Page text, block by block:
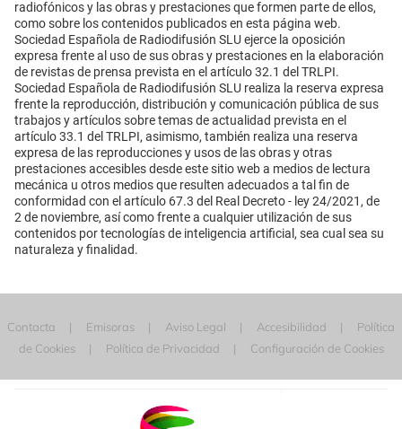
radiofónicos y las obras y prestaciones que formen parte de ellos,
como sobre los contenidos publicados en esta página web.
Sociedad Española de Radiodifusión SLU ejerce la oposición
expresa frente al uso de sus obras y prestaciones en la elaboración
de revistas de prensa prevista en el artículo 32.1 del TRLPI.
Sociedad Española de Radiodifusión SLU realiza la reserva expresa
frente la reproducción, distribución y comunicación pública de sus
trabajos y artículos sobre temas de actualidad prevista en el
artículo 33.1 del TRLPI, asimismo, también realiza una reserva
expresa de las reproducciones y usos de las obras y otras
prestaciones accesibles desde este sitio web a medios de lectura
mecánica u otros medios que resulten adecuados a tal fin de
conformidad con el artículo 67.3 del Real Decreto - ley 24/2021, de
2 de noviembre, así como frente a cualquier utilización de sus
contenidos por tecnologías de inteligencia artificial, sea cual sea su
naturaleza y finalidad.
Contacta Emisoras Aviso Legal Accesibilidad
Política
de Cookies
Política de Privacidad Configuración de Cookies